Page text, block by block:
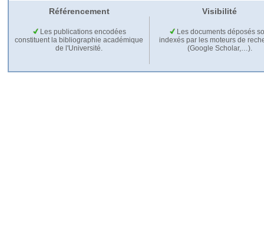
Référencement Visibilité
Les publications encodées
constituent la bibliographie académique
de l'Université.
Les documents déposés
indexés par les moteurs de
(Google Scholar,…).